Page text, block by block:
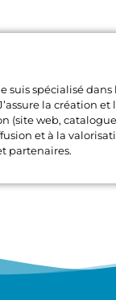
suis spécialisé dans
la création et
(site web,
et à la
partenaires.